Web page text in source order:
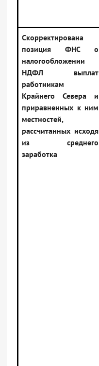
Скорректирована
позиция ФНС о
налогообложении
НДФЛ выплат
работникам
Крайнего Севера и
приравненных к ним
местностей,
рассчитанных исходя
из среднего
заработка